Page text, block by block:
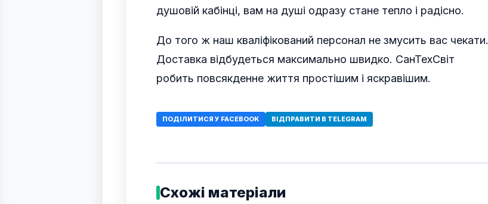
душовій кабінці, вам на душі одразу стане тепло і радісно.
До того ж наш кваліфікований персонал не змусить вас чекати.
Доставка відбудеться максимально швидко. СанТехСвіт
робить повсякденне життя простішим і яскравішим.
ПОДІЛИТИСЯ У FACEBOOK ВІДПРАВИТИ В TELEGRAM
Схожі матеріали